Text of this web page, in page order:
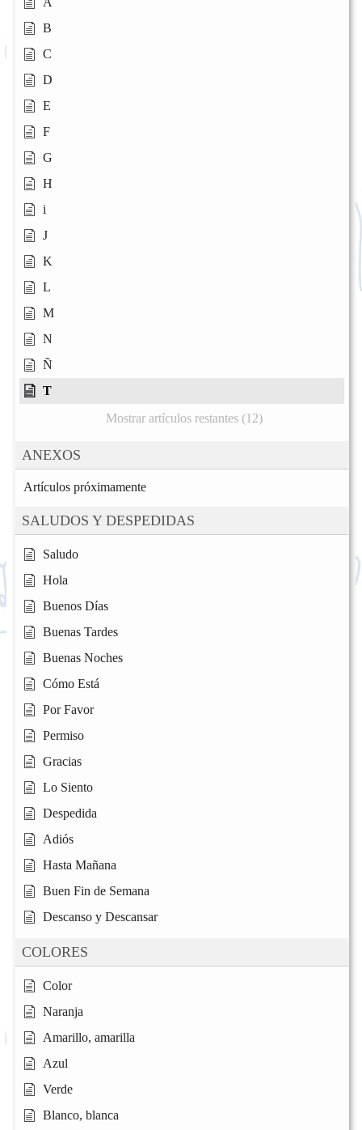
B
C
D
E
F
G
H
i
J
K
L
M
N
Ñ
T
Mostrar artículos restantes (12)
ANEXOS
Artículos próximamente
SALUDOS Y DESPEDIDAS
Saludo
Hola
Buenos Días
Buenas Tardes
Buenas Noches
Cómo Está
Por Favor
Permiso
Gracias
Lo Siento
Despedida
Adiós
Hasta Mañana
Buen Fin de Semana
Descanso y Descansar
COLORES
Color
Naranja
Amarillo, amarilla
Azul
Verde
Blanco, blanca